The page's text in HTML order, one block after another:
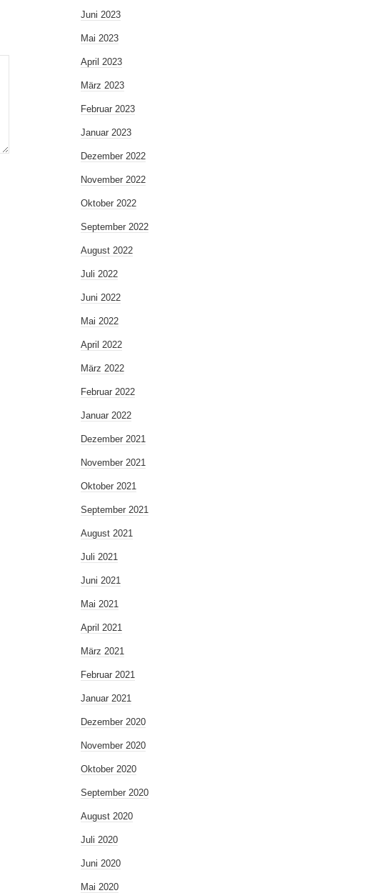
Juni 2023
Mai 2023
April 2023
März 2023
Februar 2023
Januar 2023
Dezember 2022
November 2022
Oktober 2022
September 2022
August 2022
Juli 2022
Juni 2022
Mai 2022
April 2022
März 2022
Februar 2022
Januar 2022
Dezember 2021
November 2021
Oktober 2021
September 2021
August 2021
Juli 2021
Juni 2021
Mai 2021
April 2021
März 2021
Februar 2021
Januar 2021
Dezember 2020
November 2020
Oktober 2020
September 2020
August 2020
Juli 2020
Juni 2020
Mai 2020